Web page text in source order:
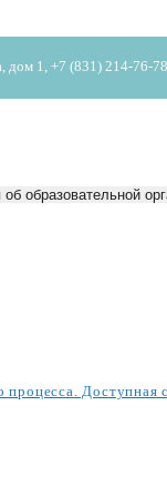
1, +7 (831) 214-76-
образовательной
процесса. Доступная